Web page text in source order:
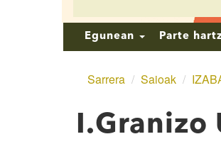
Nabigazioa
Egunean Parte
Sarrera / Saioak /
I.Granizo